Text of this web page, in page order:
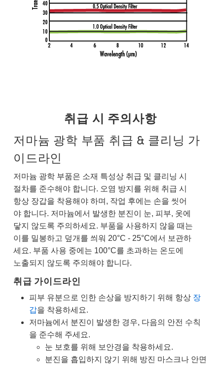
취급 시 주의사항
저마늄 광학 부품 취급 & 클리닝 가
이드라인
저마늄 광학 부품은 소재 특성상 취급 및 클리닝 시
절차를 준수해야 합니다. 오염 방지를 위해 취급 시
항상 장갑을 착용해야 하며, 작업 후에는 손을 씻어
야 합니다. 저마늄에서 발생한 분진이 눈, 피부, 옷에
닿지 않도록 주의하세요. 부품을 사용하지 않을 때는
이를 밀봉하고 덮개를 씌워 20°C - 25°C에서 보관하
세요. 부품 사용 중에는 100°C를 초과하는 온도에
노출되지 않도록 주의해야 합니다.
취급 가이드라인
피부 유분으로 인한 손상을 방지하기 위해 항상 장
갑을 착용하세요.
저마늄에서 분진이 발생한 경우, 다음의 안전 수칙
을 준수해 주세요.
눈 보호를 위해 보안경을 착용하세요.
분진을 흡입하지 않기 위해 방진 마스크나 안면